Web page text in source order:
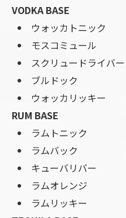
VODKA BASE
ウォッカトニック
モスコミュール
スクリュードライバー
ブルドック
ウォッカリッキー
RUM BASE
ラムトニック
ラムバック
キューバリバー
ラムオレンジ
ラムリッキー